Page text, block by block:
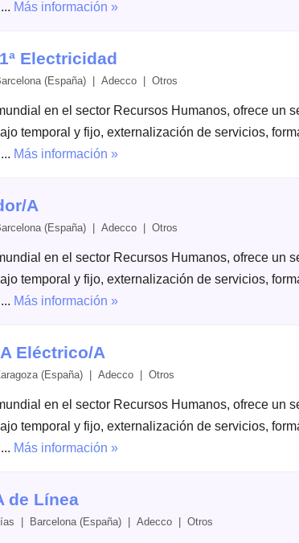
Más información »
Electricidad
(España) | Adecco | Otros
en el sector Recursos Humanos, ofrece un
temporal y fijo, externalización de servicios,
Más información »
A
(España) | Adecco | Otros
en el sector Recursos Humanos, ofrece un
temporal y fijo, externalización de servicios,
Más información »
Eléctrico/A
(España) | Adecco | Otros
en el sector Recursos Humanos, ofrece un
temporal y fijo, externalización de servicios,
Más información »
de Línea
| Barcelona (España) | Adecco | Otros